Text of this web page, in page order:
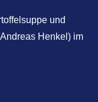
und
Henkel) im